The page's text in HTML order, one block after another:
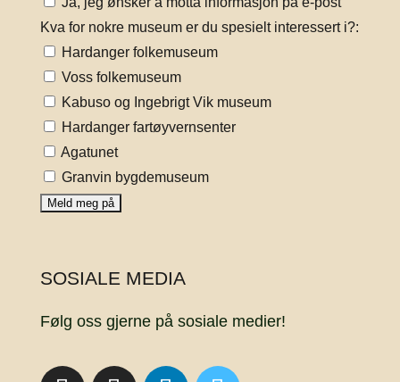
Kva for nokre museum er du spesielt interessert i?:
Hardanger folkemuseum
Voss folkemuseum
Kabuso og Ingebrigt Vik museum
Hardanger fartøyvernsenter
Agatunet
Granvin bygdemuseum
SOSIALE MEDIA
Følg oss gjerne på sosiale medier!